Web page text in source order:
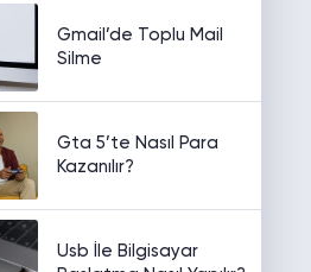
Gmail’de Toplu Mail
Silme
Gta 5’te Nasıl Para
Kazanılır?
Usb İle Bilgisayar